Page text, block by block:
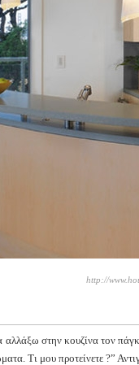
http://
στην κουζίνα τον
Τι μου προτείνετε ?”